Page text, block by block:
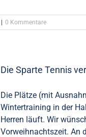
0 Kommentare
Die Sparte Tennis
Die Plätze (mit
Wintertraining in der
Herren läuft. Wir
Vorweihnachtszeit. An